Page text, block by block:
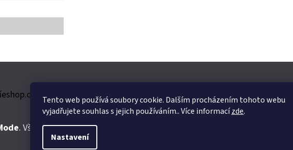
Tento web používá soubory cookie. Dalším procházením tohoto webu
vyjadřujete souhlas s jejich používáním.. Více informacízde.
Nastavení
. Všechna práva vyhrazena.